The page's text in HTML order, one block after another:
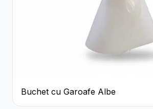
Buchet cu Garoafe Albe